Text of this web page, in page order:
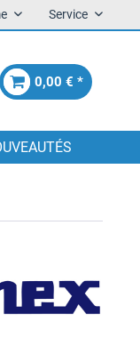
Service
0,00 € *